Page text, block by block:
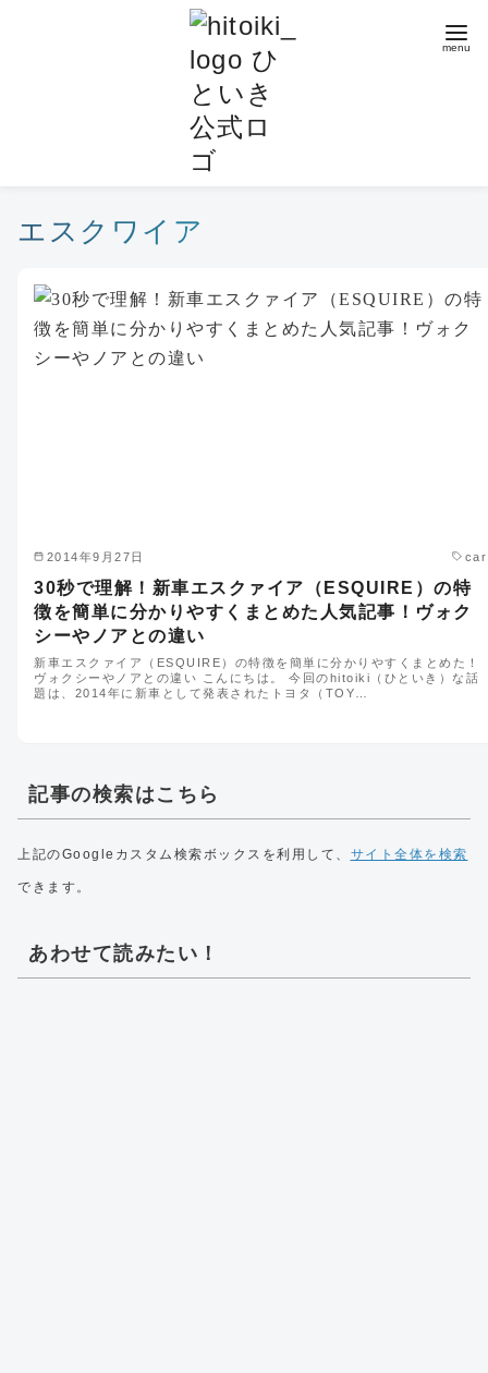
エスクワイア
2014年9月27日 car
30秒で理解！新車エスクァイア（ESQUIRE）の特
徴を簡単に分かりやすくまとめた人気記事！ヴォク
シーやノアとの違い
新車エスクァイア（ESQUIRE）の特徴を簡単に分かりやすくまとめた！
ヴォクシーやノアとの違い こんにちは。 今回のhitoiki（ひといき）な話
題は、2014年に新車として発表されたトヨタ（TOY…
記事の検索はこちら
上記のGoogleカスタム検索ボックスを利用して、 サイト全体を検索
できます。
あわせて読みたい！